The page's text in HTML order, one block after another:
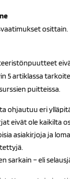
osittain.
5 artiklassa
puitteissa.
ohjautuu eri
eivät ole kaikilta
asiakirjoja ja
sarkain – eli